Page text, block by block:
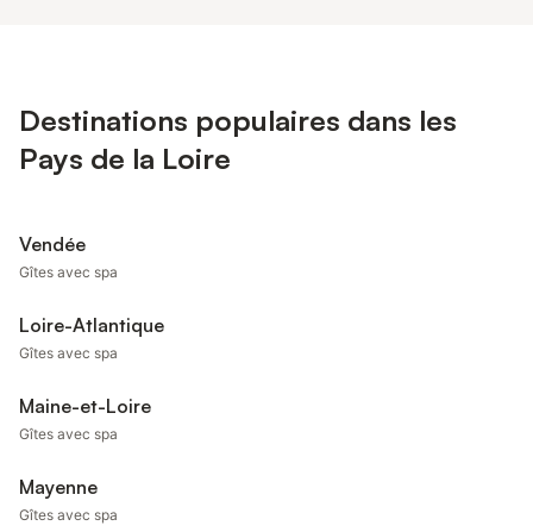
Destinations populaires dans les
Pays de la Loire
Vendée
Gîtes avec spa
Loire-Atlantique
Gîtes avec spa
Maine-et-Loire
Gîtes avec spa
Mayenne
Gîtes avec spa